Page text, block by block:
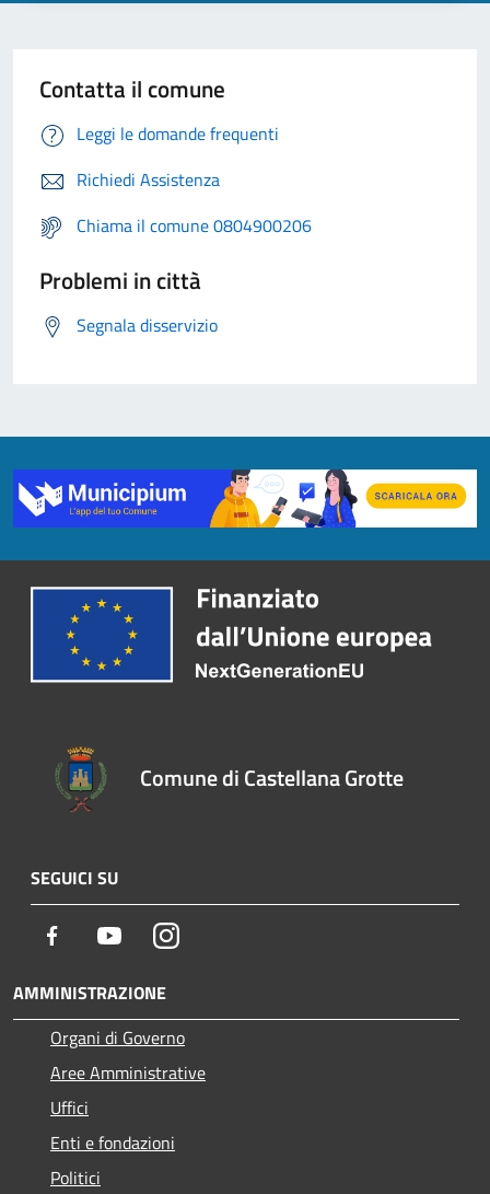
Contatta il comune
Leggi le domande frequenti
Richiedi Assistenza
Chiama il comune 0804900206
Problemi in città
Segnala disservizio
Comune di Castellana Grotte
SEGUICI SU
Facebook YoutubeInstagram
AMMINISTRAZIONE
Organi di Governo
Aree Amministrative
Uffici
Enti e fondazioni
Politici